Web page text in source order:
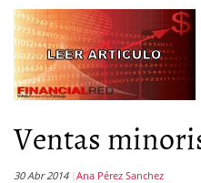
Ventas
30 Abr 2014 Ana Pérez Sanchez